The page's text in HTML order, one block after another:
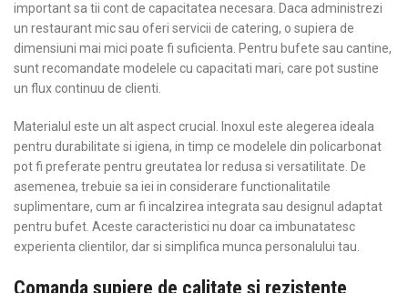
important sa tii cont de capacitatea necesara. Daca administrezi
un restaurant mic sau oferi servicii de catering, o supiera de
dimensiuni mai mici poate fi suficienta. Pentru bufete sau cantine,
sunt recomandate modelele cu capacitati mari, care pot sustine
un flux continuu de clienti.
Materialul este un alt aspect crucial. Inoxul este alegerea ideala
pentru durabilitate si igiena, in timp ce modelele din policarbonat
pot fi preferate pentru greutatea lor redusa si versatilitate. De
asemenea, trebuie sa iei in considerare functionalitatile
suplimentare, cum ar fi incalzirea integrata sau designul adaptat
pentru bufet. Aceste caracteristici nu doar ca imbunatatesc
experienta clientilor, dar si simplifica munca personalului tau.
Comanda supiere de calitate si rezistente